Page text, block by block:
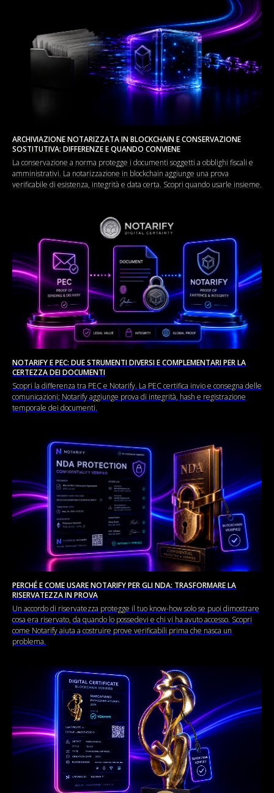
ARCHIVIAZIONE NOTARIZZATA IN BLOCKCHAIN E CONSERVAZIONE
SOSTITUTIVA: DIFFERENZE E QUANDO CONVIENE
La conservazione a norma protegge i documenti soggetti a obblighi fiscali e
amministrativi. La notarizzazione in blockchain aggiunge una prova
verificabile di esistenza, integrità e data certa. Scopri quando usarle insieme.
NOTARIFY E PEC: DUE STRUMENTI DIVERSI E COMPLEMENTARI PER LA
CERTEZZA DEI DOCUMENTI
Scopri la differenza tra PEC e Notarify. La PEC certifica invio e consegna delle
comunicazioni; Notarify aggiunge prova di integrità, hash e registrazione
temporale dei documenti.
PERCHÉ E COME USARE NOTARIFY PER GLI NDA: TRASFORMARE LA
RISERVATEZZA IN PROVA
Un accordo di riservatezza protegge il tuo know-how solo se puoi dimostrare
cosa era riservato, da quando lo possedevi e chi vi ha avuto accesso. Scopri
come Notarify aiuta a costruire prove verificabili prima che nasca un
problema.